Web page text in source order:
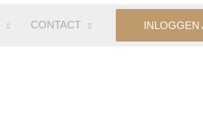
CONTACT INLOGGEN